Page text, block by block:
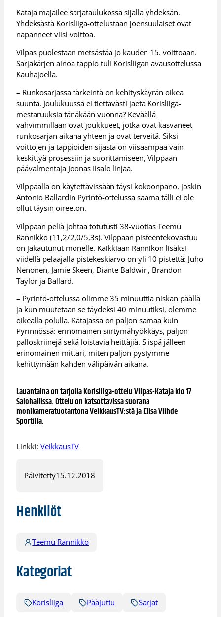
Kataja majailee sarjataulukossa sijalla yhdeksän.
Yhdeksästä Korisliiga-ottelustaan joensuulaiset ovat
napanneet viisi voittoa.
Vilpas puolestaan metsästää jo kauden 15. voittoaan.
Sarjakärjen ainoa tappio tuli Korisliigan avausottelussa
Kauhajoella.
– Runkosarjassa tärkeintä on kehityskäyrän oikea
suunta. Joulukuussa ei tiettävästi jaeta Korisliiga-
mestaruuksia tänäkään vuonna? Keväällä
vahvimmillaan ovat joukkueet, jotka ovat kasvaneet
runkosarjan aikana yhteen ja ovat terveitä. Siksi
voittojen ja tappioiden sijasta on viisaampaa vain
keskittyä prosessiin ja suorittamiseen, Vilppaan
päävalmentaja Joonas Iisalo linjaa.
Vilppaalla on käytettävissään täysi kokoonpano, joskin
Antonio Ballardin Pyrintö-ottelussa saama tälli ei ole
ollut täysin oireeton.
Vilppaan peliä johtaa totutusti 38-vuotias Teemu
Rannikko (11,2/2,0/5,3s). Vilppaan pisteentekovastuu
on jakautunut monelle. Kaikkiaan Rannikon lisäksi
viidellä pelaajalla pistekeskiarvo on yli 10 pistettä: Juho
Nenonen, Jamie Skeen, Diante Baldwin, Brandon
Taylor ja Ballard.
– Pyrintö-ottelussa olimme 35 minuuttia niskan päällä
ja kun muutetaan se täydeksi 40 minuutiksi, olemme
oikealla polulla. Katajassa on paljon samaa kuin
Pyrinnössä: erinomainen siirtymähyökkäys, paljon
palloskriinejä sekä loistavia heittäjiä. Siispä jälleen
erinomainen mittari, miten paljon pystymme
kehittymään kahden välipäivän aikana.
Lauantaina on tarjolla Korisliiga-ottelu Vilpas-Kataja klo 17
Salohallissa. Ottelu on katsottavissa suorana
monikameratuotantona VeikkausTV:stä ja Elisa Viihde
Sportilla.
Linkki:VeikkausTV
Päivitetty15.12.2018
Henkilöt
Teemu Rannikko
Kategoriat
Korisliiga Pääjuttu Sarjat